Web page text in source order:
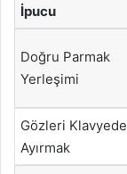
İpucu
Doğru Parmak
Yerleşimi
Gözleri
Ayırmak